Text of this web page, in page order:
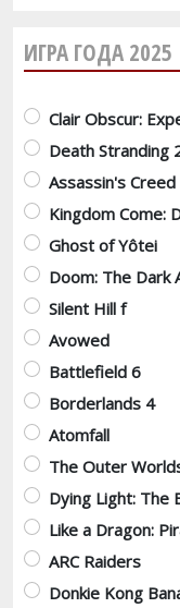
ИГРА ГОДА 2025
Варианты
Clair Obscur:
Death Stranding
Assassin's Creed
Kingdom Come:
Ghost of Yôtei
Doom: The Dark
Silent Hill f
Avowed
Battlefield 6
Borderlands 4
Atomfall
The Outer
Dying Light: The
Like a Dragon:
ARC Raiders
Donkie Kong